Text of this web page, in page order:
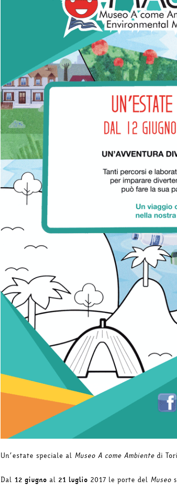
Un’estate speciale al Museo A come Ambiente di
Dal 12 giugno al 21 luglio 2017 le porte del Museo